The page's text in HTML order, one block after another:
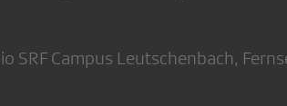
SRF Campus Leutschenbach,